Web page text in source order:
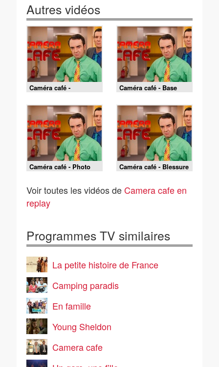
Autres vidéos
Caméra café -
L'homme de Rio
Caméra café - Base
jump
Caméra café - Photo
mateur
Caméra café - Blessure
secrète
Voir toutes les vidéos de Camera cafe en
replay
Programmes TV similaires
La petite histoire de France
Camping paradis
En famille
Young Sheldon
Camera cafe